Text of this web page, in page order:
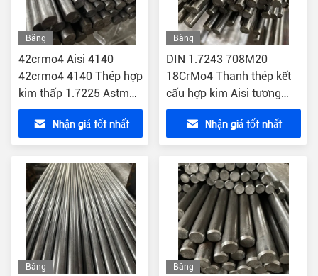
Băng
hình
42crmo4 Aisi 4140
42crmo4 4140 Thép hợp
kim thấp 1.7225 Astm
Scm440
Nhận giá tốt nhất
Băng
hình
DIN 1.7243 708M20
18CrMo4 Thanh thép kết
cấu hợp kim Aisi tương
đương Thép cứng ASTM
4118
Nhận giá tốt nhất
Băng
Băng